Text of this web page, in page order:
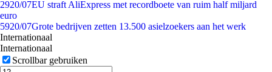
2920/07EU straft AliExpress met recordboete van ruim half miljard
euro
5920/07Grote bedrijven zetten 13.500 asielzoekers aan het werk
Internationaal
Internationaal
Scrollbar gebruiken